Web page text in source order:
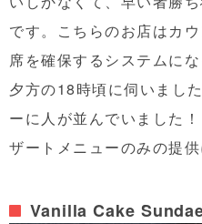
です。こちらのお店はカ
席を確保するシステムに
夕方の18時頃に伺いまし
ーに人が並んでいました
ザートメニューのみの提供
Vanilla Cake